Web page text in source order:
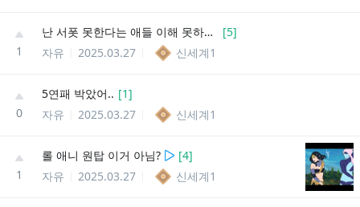
1
난 서폿 못한다는 애들 이해 못하겠더라 [5]
자유
2025.03.27 신세계1
0
5연패 박았어.. [1]
자유
2025.03.27 신세계1
1
롤 애니 원탑 이거 아님? [4]
자유
2025.03.27 신세계1